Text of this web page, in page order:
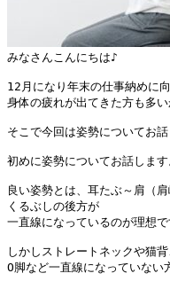
みなさんこんにちは♪
12月になり年末の仕事納めに
身体の疲れが出てきた方も多い
そこで今回は姿勢についてお話
初めに姿勢についてお話します
良い姿勢とは、耳たぶ～肩（
くるぶしの後方が
一直線になっているのが理想で
しかしストレートネックや猫背
O脚など一直線になっていない